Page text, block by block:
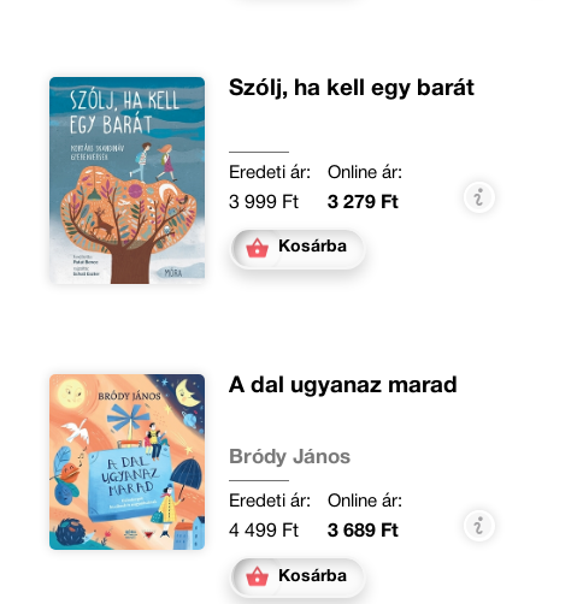
Szólj, ha kell egy barát
Eredeti ár:
3 999 Ft
Online ár:
3 279 Ft
Kosárba
A dal ugyanaz marad
Bródy János
Eredeti ár:
4 499 Ft
Online ár:
3 689 Ft
Kosárba